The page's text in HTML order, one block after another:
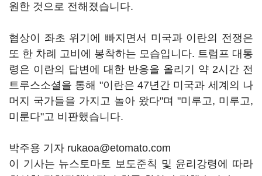
원한 것으로 전해졌습니다.
협상이 좌초 위기에 빠지면서 미국과 이란의 전쟁은
또 한 차례 고비에 봉착하는 모습입니다. 트럼프 대통
령은 이란의 답변에 대한 반응을 올리기 약 2시간 전
트루스소셜을 통해 "이란은 47년간 미국과 세계의 나
머지 국가들을 가지고 놀아 왔다"며 "미루고, 미루고,
미룬다"고 비판했습니다.
박주용 기자 rukaoa@etomato.com
이 기사는 뉴스토마토 보도준칙 및 윤리강령에 따라